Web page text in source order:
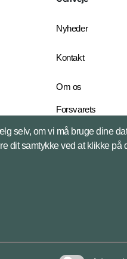
Nyheder
Kontakt
Om os
Forsvarets
English Edition
selv, om vi må bruge dine
dit samtykke ved at klikke